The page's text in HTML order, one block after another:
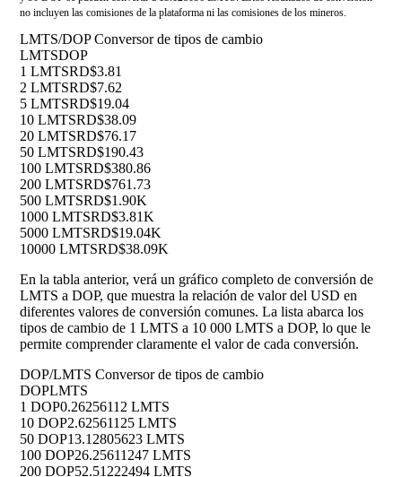
no incluyen las comisiones de la plataforma ni las comisiones de los mineros.
LMTS/DOP Conversor de tipos de cambio
LMTSDOP
1 LMTSRD$3.81
2 LMTSRD$7.62
5 LMTSRD$19.04
10 LMTSRD$38.09
20 LMTSRD$76.17
50 LMTSRD$190.43
100 LMTSRD$380.86
200 LMTSRD$761.73
500 LMTSRD$1.90K
1000 LMTSRD$3.81K
5000 LMTSRD$19.04K
10000 LMTSRD$38.09K
En la tabla anterior, verá un gráfico completo de conversión de
LMTS a DOP, que muestra la relación de valor del USD en
diferentes valores de conversión comunes. La lista abarca los
tipos de cambio de 1 LMTS a 10 000 LMTS a DOP, lo que le
permite comprender claramente el valor de cada conversión.
DOP/LMTS Conversor de tipos de cambio
DOPLMTS
1 DOP0.26256112 LMTS
10 DOP2.62561125 LMTS
50 DOP13.12805623 LMTS
100 DOP26.25611247 LMTS
200 DOP52.51222494 LMTS